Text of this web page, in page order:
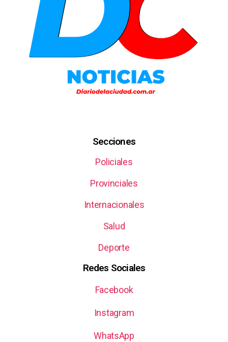
Secciones
Policiales
Provinciales
Internacionales
Salud
Deporte
Redes Sociales
Facebook
Instagram
WhatsApp